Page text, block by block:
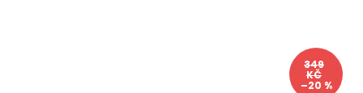
349
KČ
–20 %